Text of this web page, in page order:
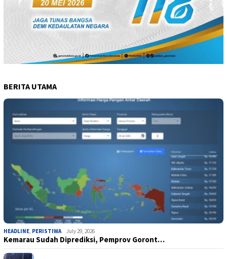
BERITA UTAMA
HEADLINE PERISTIWA July 29, 2026
Kemarau Sudah Diprediksi, Pemprov Goront…